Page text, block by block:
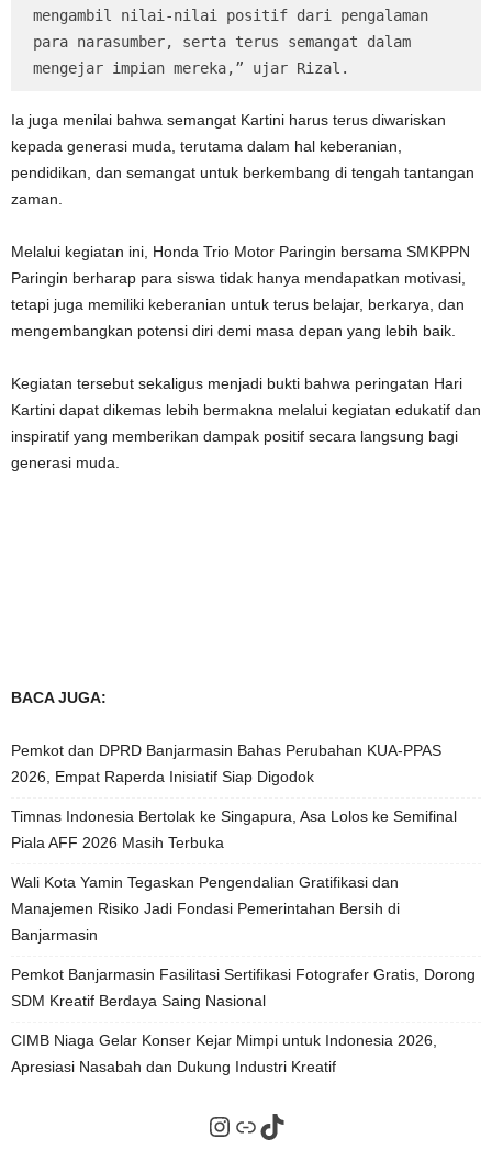
mengambil nilai-nilai positif dari pengalaman
para narasumber, serta terus semangat dalam
mengejar impian mereka,” ujar Rizal.
Ia juga menilai bahwa semangat Kartini harus terus diwariskan
kepada generasi muda, terutama dalam hal keberanian,
pendidikan, dan semangat untuk berkembang di tengah tantangan
zaman.
Melalui kegiatan ini, Honda Trio Motor Paringin bersama SMKPPN
Paringin berharap para siswa tidak hanya mendapatkan motivasi,
tetapi juga memiliki keberanian untuk terus belajar, berkarya, dan
mengembangkan potensi diri demi masa depan yang lebih baik.
Kegiatan tersebut sekaligus menjadi bukti bahwa peringatan Hari
Kartini dapat dikemas lebih bermakna melalui kegiatan edukatif dan
inspiratif yang memberikan dampak positif secara langsung bagi
generasi muda.
BACA JUGA:
Pemkot dan DPRD Banjarmasin Bahas Perubahan KUA-PPAS
2026, Empat Raperda Inisiatif Siap Digodok
Timnas Indonesia Bertolak ke Singapura, Asa Lolos ke Semifinal
Piala AFF 2026 Masih Terbuka
Wali Kota Yamin Tegaskan Pengendalian Gratifikasi dan
Manajemen Risiko Jadi Fondasi Pemerintahan Bersih di
Banjarmasin
Pemkot Banjarmasin Fasilitasi Sertifikasi Fotografer Gratis, Dorong
SDM Kreatif Berdaya Saing Nasional
CIMB Niaga Gelar Konser Kejar Mimpi untuk Indonesia 2026,
Apresiasi Nasabah dan Dukung Industri Kreatif
Instagram
Tautan
TikTok